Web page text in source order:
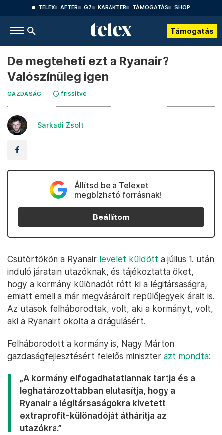
TELEX AFTER G7 KARAKTER TÁMOGATÁS SHOP
Támogatás
De megteheti ezt a Ryanair?
Valószínűleg igen
GAZDASÁG frissítve
Sarkadi Zsolt
Állítsd be a Telexet
megbízható forrásnak!
Beállítom
Csütörtökön a Ryanair levelet küldött a július 1. után
induló járatain utazóknak, és tájékoztatta őket,
hogy a kormány különadót rótt ki a légitársaságra,
emiatt emeli a már megvásárolt repülőjegyek árait is.
Az utasok felháborodtak, volt, aki a kormányt, volt,
aki a Ryanairt okolta a drágulásért.
Felháborodott a kormány is, Nagy Márton
gazdaságfejlesztésért felelős miniszter azt mondta:
„A kormány elfogadhatatlannak tartja és a
leghatározottabban elutasítja, hogy a
Ryanair a légitársaságokra kivetett
extraprofit-különadóját áthárítja az
utazókra.”